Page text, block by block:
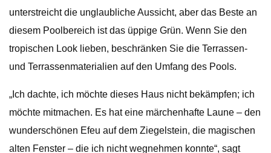
unterstreicht die unglaubliche Aussicht, aber das Beste an
diesem Poolbereich ist das üppige Grün. Wenn Sie den
tropischen Look lieben, beschränken Sie die Terrassen-
und Terrassenmaterialien auf den Umfang des Pools.
„Ich dachte, ich möchte dieses Haus nicht bekämpfen; ich
möchte mitmachen. Es hat eine märchenhafte Laune – den
wunderschönen Efeu auf dem Ziegelstein, die magischen
alten Fenster – die ich nicht wegnehmen konnte“, sagt